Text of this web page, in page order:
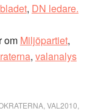
, DN ledare.
om Miljöpartiet,
, valanalys
, VAL2010